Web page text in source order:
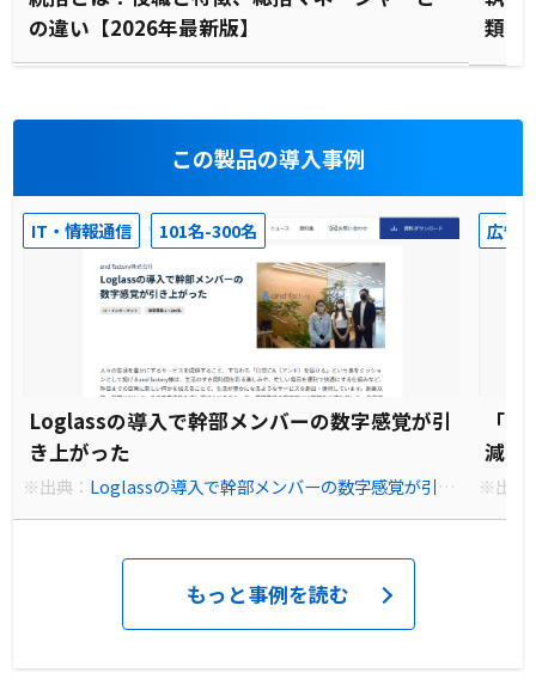
の違い【2026年最新版】
類、
この製品の導入事例
IT・情報通信 101名-300名
Loglassの導入で幹部メンバーの数字感覚が引
き上がった
※出典： Loglassの導入で幹部メンバーの数字感覚が引き
上がった｜Loglass｜次世代の経営管理クラウド
広告
「
減。
間が
※出典
質的な
もっと事例を読む